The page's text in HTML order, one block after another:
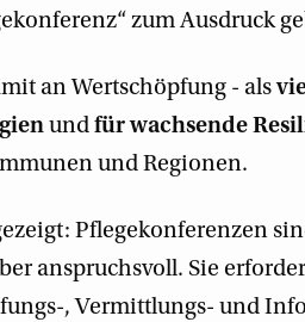
zum Ausdruck
an Wertschöpfung - als
undfür wachsende
und Regionen.
Pflegekonferenzen
anspruchsvoll. Sie
, Vermittlungs- und